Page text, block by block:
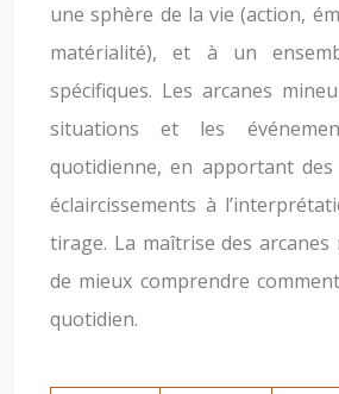
une sphère de la vie (action,
matérialité), et à un
spécifiques. Les arcanes
situations et les
quotidienne, en apportant
éclaircissements à
tirage. La maîtrise des
de mieux comprendre
quotidien.